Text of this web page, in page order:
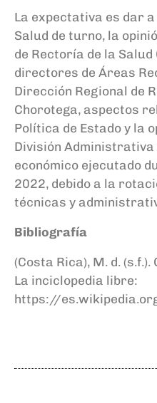
La expectativa es dar
Salud de turno, la
de Rectoría de la
directores de Áreas
Dirección Regional de
Chorotega, aspectos
Política de Estado y la
División
económico ejecutado
2022, debido a la
técnicas y
Bibliografía
(Costa ​ Rica), M. d.
La inciclopedia libre:
https://